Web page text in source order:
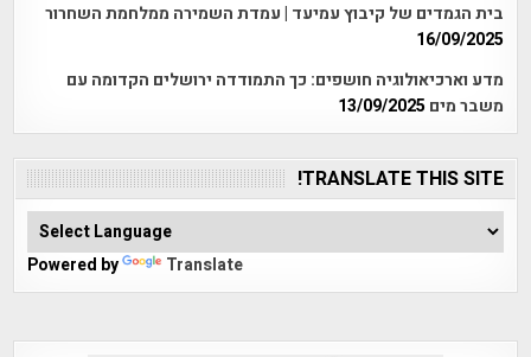
בית הגמדים של קיבוץ עמיעד | עמדת השמירה ממלחמת השחרור
16/09/2025
מדע וארכיאולוגיה חושפים: כך התמודדה ירושלים הקדומה עם
משבר מים 13/09/2025
TRANSLATE THIS SITE!
Powered by Translate